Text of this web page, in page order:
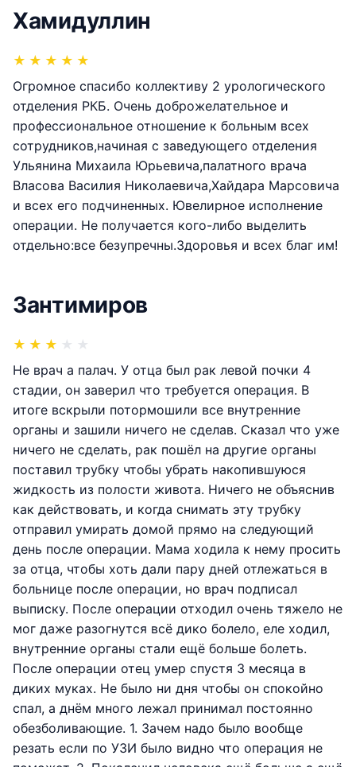
Хамидуллин
★ ★ ★ ★ ★
Огромное спасибо коллективу 2 урологического
отделения РКБ. Очень доброжелательное и
профессиональное отношение к больным всех
сотрудников,начиная с заведующего отделения
Ульянина Михаила Юрьевича,палатного врача
Власова Василия Николаевича,Хайдара Марсовича
и всех его подчиненных. Ювелирное исполнение
операции. Не получается кого-либо выделить
отдельно:все безупречны.Здоровья и всех благ им!
Зантимиров
★ ★ ★ ★ ★
Не врач а палач. У отца был рак левой почки 4
стадии, он заверил что требуется операция. В
итоге вскрыли потормошили все внутренние
органы и зашили ничего не сделав. Сказал что уже
ничего не сделать, рак пошёл на другие органы
поставил трубку чтобы убрать накопившуюся
жидкость из полости живота. Ничего не объяснив
как действовать, и когда снимать эту трубку
отправил умирать домой прямо на следующий
день после операции. Мама ходила к нему просить
за отца, чтобы хоть дали пару дней отлежаться в
больнице после операции, но врач подписал
выписку. После операции отходил очень тяжело не
мог даже разогнутся всё дико болело, еле ходил,
внутренние органы стали ещё больше болеть.
После операции отец умер спустя 3 месяца в
диких муках. Не было ни дня чтобы он спокойно
спал, а днём много лежал принимал постоянно
обезболивающие. 1. Зачем надо было вообще
резать если по УЗИ было видно что операция не